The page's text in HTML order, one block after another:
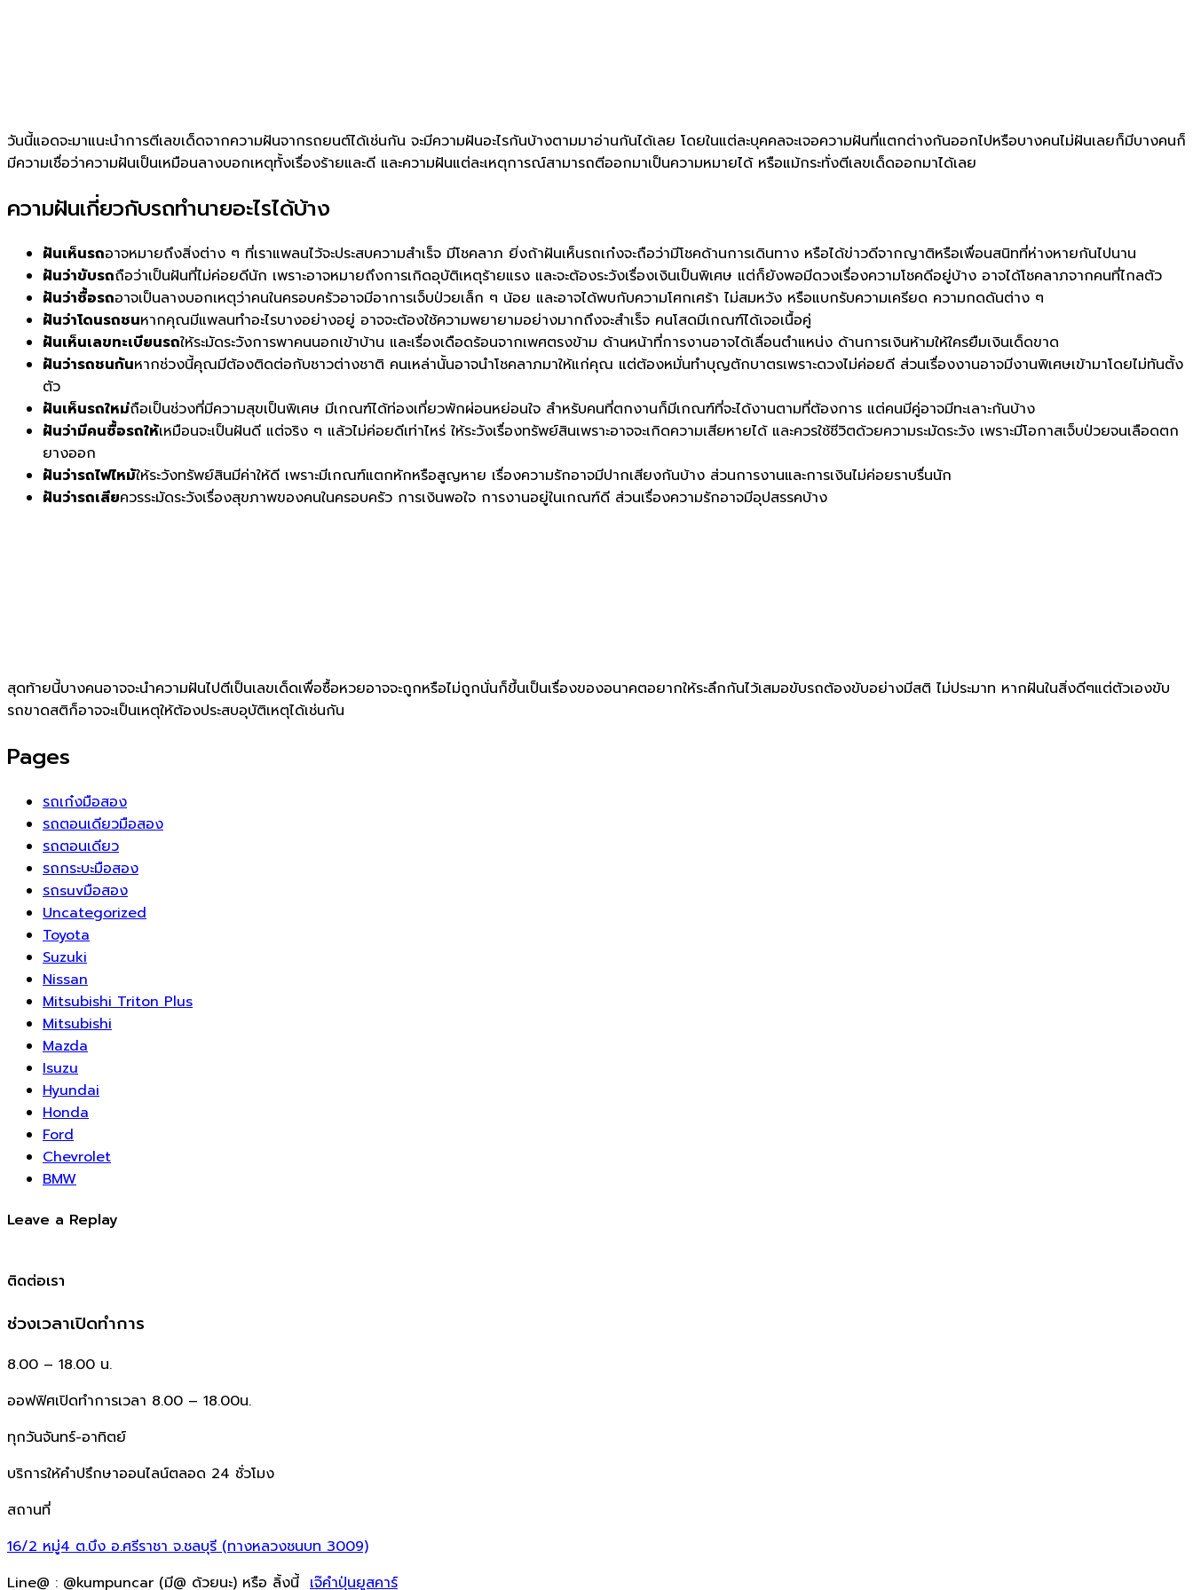
วันนี้แอดจะมาแนะนำการตีเลขเด็ดจากความฝันจากรถยนต์ได้เช่นกัน จะมีความฝันอะไรกันบ้างตามมาอ่านกันได้เลย โดยในแต่ละบุคคลจะเจอความฝันที่แตกต่างกันออกไปหรือบางคนไม่ฝันเลยก็มีบางคนก็
มีความเชื่อว่าความฝันเป็นเหมือนลางบอกเหตุทั้งเรื่องร้ายและดี และความฝันแต่ละเหตุการณ์สามารถตีออกมาเป็นความหมายได้ หรือแม้กระทั่งตีเลขเด็ดออกมาได้เลย
ความฝันเกี่ยวกับรถทำนายอะไรได้บ้าง
ฝันเห็นรถอาจหมายถึงสิ่งต่าง ๆ ที่เราแพลนไว้จะประสบความสำเร็จ มีโชคลาภ ยิ่งถ้าฝันเห็นรถเก๋งจะถือว่ามีโชคด้านการเดินทาง หรือได้ข่าวดีจากญาติหรือเพื่อนสนิทที่ห่างหายกันไปนาน
ฝันว่าขับรถถือว่าเป็นฝันที่ไม่ค่อยดีนัก เพราะอาจหมายถึงการเกิดอุบัติเหตุร้ายแรง และจะต้องระวังเรื่องเงินเป็นพิเศษ แต่ก็ยังพอมีดวงเรื่องความโชคดีอยู่บ้าง อาจได้โชคลาภจากคนที่ไกลตัว
ฝันว่าซื้อรถอาจเป็นลางบอกเหตุว่าคนในครอบครัวอาจมีอาการเจ็บป่วยเล็ก ๆ น้อย และอาจได้พบกับความโศกเศร้า ไม่สมหวัง หรือแบกรับความเครียด ความกดดันต่าง ๆ
ฝันว่าโดนรถชนหากคุณมีแพลนทำอะไรบางอย่างอยู่ อาจจะต้องใช้ความพยายามอย่างมากถึงจะสำเร็จ คนโสดมีเกณฑ์ได้เจอเนื้อคู่
ฝันเห็นเลขทะเบียนรถให้ระมัดระวังการพาคนนอกเข้าบ้าน และเรื่องเดือดร้อนจากเพศตรงข้าม ด้านหน้าที่การงานอาจได้เลื่อนตำแหน่ง ด้านการเงินห้ามให้ใครยืมเงินเด็ดขาด
ฝันว่ารถชนกันหากช่วงนี้คุณมีต้องติดต่อกับชาวต่างชาติ คนเหล่านั้นอาจนำโชคลาภมาให้แก่คุณ แต่ต้องหมั่นทำบุญตักบาตรเพราะดวงไม่ค่อยดี ส่วนเรื่องงานอาจมีงานพิเศษเข้ามาโดยไม่ทันตั้ง
ตัว
ฝันเห็นรถใหม่ถือเป็นช่วงที่มีความสุขเป็นพิเศษ มีเกณฑ์ได้ท่องเที่ยวพักผ่อนหย่อนใจ สำหรับคนที่ตกงานก็มีเกณฑ์ที่จะได้งานตามที่ต้องการ แต่คนมีคู่อาจมีทะเลาะกันบ้าง
ฝันว่ามีคนซื้อรถให้เหมือนจะเป็นฝันดี แต่จริง ๆ แล้วไม่ค่อยดีเท่าไหร่ ให้ระวังเรื่องทรัพย์สินเพราะอาจจะเกิดความเสียหายได้ และควรใช้ชีวิตด้วยความระมัดระวัง เพราะมีโอกาสเจ็บป่วยจนเลือดตก
ยางออก
ฝันว่ารถไฟไหม้ให้ระวังทรัพย์สินมีค่าให้ดี เพราะมีเกณฑ์แตกหักหรือสูญหาย เรื่องความรักอาจมีปากเสียงกันบ้าง ส่วนการงานและการเงินไม่ค่อยราบรื่นนัก
ฝันว่ารถเสียควรระมัดระวังเรื่องสุขภาพของคนในครอบครัว การเงินพอใจ การงานอยู่ในเกณฑ์ดี ส่วนเรื่องความรักอาจมีอุปสรรคบ้าง
สุดท้ายนี้บางคนอาจจะนำความฝันไปตีเป็นเลขเด็ดเพื่อซื้อหวยอาจจะถูกหรือไม่ถูกนั่นก็ขึ้นเป็นเรื่องของอนาคตอยากให้ระลึกกันไว้เสมอขับรถต้องขับอย่างมีสติ ไม่ประมาท หากฝันในสิ่งดีๆแต่ตัวเองขับ
รถขาดสติก็อาจจะเป็นเหตุให้ต้องประสบอุบัติเหตุได้เช่นกัน
Pages
รถเก๋งมือสอง
รถตอนเดียวมือสอง
รถตอนเดียว
รถกระบะมือสอง
รถsuvมือสอง
Uncategorized
Toyota
Suzuki
Nissan
Mitsubishi Triton Plus
Mitsubishi
Mazda
Isuzu
Hyundai
Honda
Ford
Chevrolet
BMW
Leave a Replay
ติดต่อเรา
ช่วงเวลาเปิดทำการ
8.00 – 18.00 น.
ออฟฟิศเปิดทำการเวลา 8.00 – 18.00น.
ทุกวันจันทร์-อาทิตย์
บริการให้คำปรึกษาออนไลน์ตลอด 24 ชั่วโมง
สถานที่
16/2 หมู่4 ต.บึง อ.ศรีราชา จ.ชลบุรี (ทางหลวงชนบท 3009)
Line@ : @kumpuncar (มี@ ด้วยนะ) หรือ ลิ้งนี้ เจ๊คำปุ่นยูสคาร์